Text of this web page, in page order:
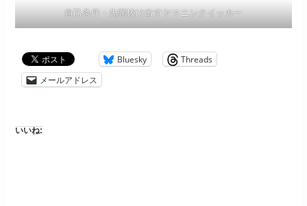
自己条件・先頭抜け出すヤマニンクイッカー
Bluesky
Threads
メールアドレス
いいね: